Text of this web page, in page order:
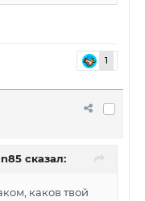
1
сказал:
каков твой